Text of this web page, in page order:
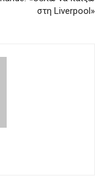
στη Liverpool»